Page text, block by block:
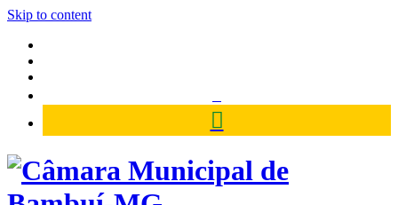
Skip to content